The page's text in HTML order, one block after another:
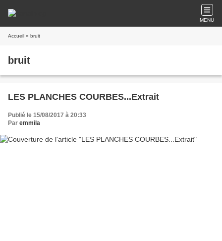
MENU
Accueil » bruit
bruit
LES PLANCHES COURBES...Extrait
Publié le 15/08/2017 à 20:33
Par emmila